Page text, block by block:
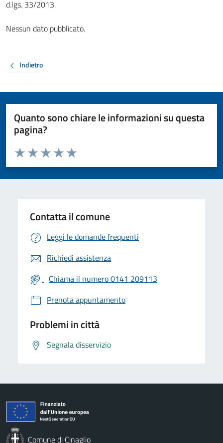
d.lgs. 33/2013.
Nessun dato pubblicato.
Indietro
Quanto sono chiare le informazioni su questa
pagina?
Valuta da 1 a 5 stelle la pagina
Valuta 5 stelle su 5
Valuta 4 stelle su 5
Valuta 3 stelle su 5
Valuta 2 stelle su 5
Valuta 1 stelle su 5
Contatta il comune
Leggi le domande frequenti
Richiedi assistenza
Chiama il numero 0141 209113
Prenota appuntamento
Problemi in città
Segnala disservizio
Comune di Cinaglio